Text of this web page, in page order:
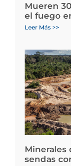
Mueren
el fuego
Leer Más >>
Minerales
sendas